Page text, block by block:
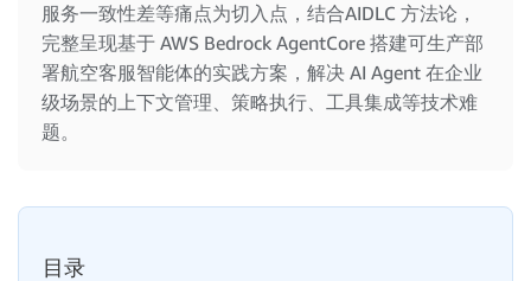
服务一致性差等痛点为切入点，结合AIDLC 方法论，
完整呈现基于 AWS Bedrock AgentCore 搭建可生产部
署航空客服智能体的实践方案，解决 AI Agent 在企业
级场景的上下文管理、策略执行、工具集成等技术难
题。
目录